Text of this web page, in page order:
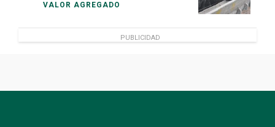
VALOR AGREGADO
PUBLICIDAD